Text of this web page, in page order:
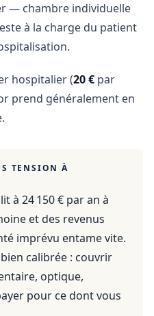
— chambre individuelle
à la charge du patient
hospitalier (20 € par
prend généralement en
TENSION À
à 24 150 € par an à
et des revenus
imprévu entame vite.
calibrée : couvrir
optique,
pour ce dont vous